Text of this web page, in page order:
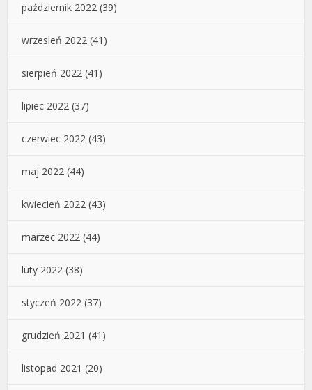
październik 2022 (39)
wrzesień 2022 (41)
sierpień 2022 (41)
lipiec 2022 (37)
czerwiec 2022 (43)
maj 2022 (44)
kwiecień 2022 (43)
marzec 2022 (44)
luty 2022 (38)
styczeń 2022 (37)
grudzień 2021 (41)
listopad 2021 (20)